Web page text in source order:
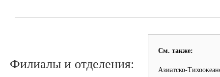
См. также:
Азиатско-
Филиалы и отделения: